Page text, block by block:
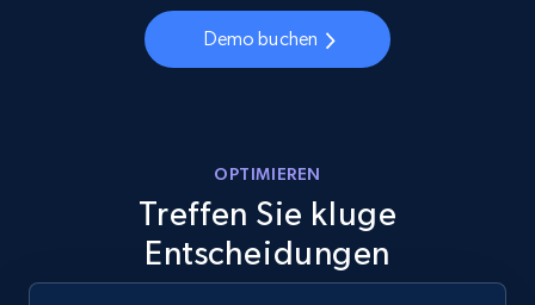
Demo buchen
OPTIMIEREN
Treffen Sie kluge
Entscheidungen